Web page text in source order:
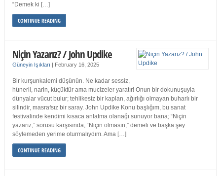
“Demek ki […]
CONTINUE READING
Niçin Yazarız? / John Updike
Güneyin Işıkları | February 16, 2025
Bir kurşunkalemi düşünün. Ne kadar sessiz,
hünerli, narin, küçüktür ama mucizeler yaratır! Onun bir dokunuşuyla
dünyalar vücut bulur; tehlikesiz bir kaplan, ağırlığı olmayan buharlı bir
silindir, masrafsız bir saray. John Updike Konu başlığım, bu sanat
festivalinde kendimi kısaca anlatma olanağı sunuyor bana; “Niçin
yazarız,” sorusu karşısında, “Niçin olmasın,” demeli ve başka şey
söylemeden yerime oturmalıydım. Ama […]
CONTINUE READING